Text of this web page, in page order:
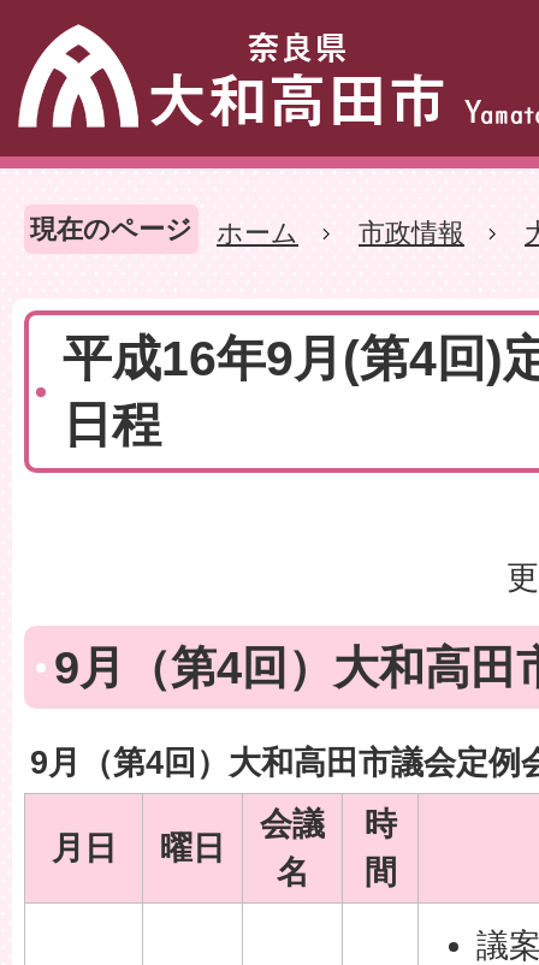
現在のページ ホーム 市政情報
平成16年9月(第4回)
日程
9月（第4回）大和高田
9月（第4回）大和高田市議会定例
月日 曜日
会議
名
時
間
議